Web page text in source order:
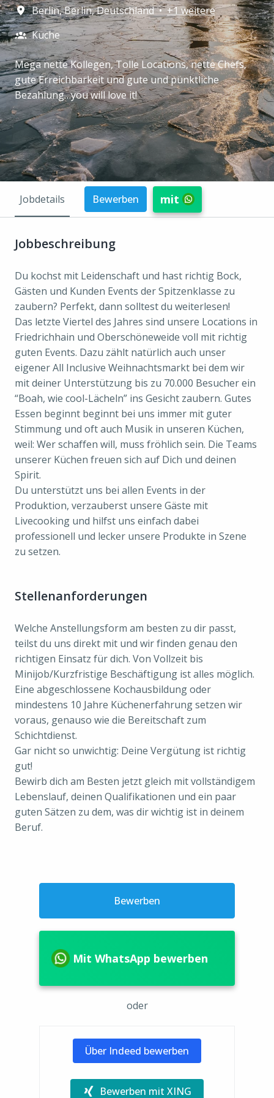
Berlin,Berlin,Deutschland • +1 weitere
Küche
Mega nette Kollegen, Tolle Locations, nette Chefs,
gute Erreichbarkeit und gute und pünktliche
Bezahlung…you will love it!
Jobdetails Bewerben mit
Jobbeschreibung
Du kochst mit Leidenschaft und hast richtig Bock,
Gästen und Kunden Events der Spitzenklasse zu
zaubern? Perfekt, dann solltest du weiterlesen!
Das letzte Viertel des Jahres sind unsere Locations in
Friedrichhain und Oberschöneweide voll mit richtig
guten Events. Dazu zählt natürlich auch unser
eigener All Inclusive Weihnachtsmarkt bei dem wir
mit deiner Unterstützung bis zu 70.000 Besucher ein
“Boah, wie cool-Lächeln” ins Gesicht zaubern. Gutes
Essen beginnt beginnt bei uns immer mit guter
Stimmung und oft auch Musik in unseren Küchen,
weil: Wer schaffen will, muss fröhlich sein. Die Teams
unserer Küchen freuen sich auf Dich und deinen
Spirit.
Du unterstützt uns bei allen Events in der
Produktion, verzauberst unsere Gäste mit
Livecooking und hilfst uns einfach dabei
professionell und lecker unsere Produkte in Szene
zu setzen.
Stellenanforderungen
Welche Anstellungsform am besten zu dir passt,
teilst du uns direkt mit und wir finden genau den
richtigen Einsatz für dich. Von Vollzeit bis
Minijob/Kurzfristige Beschäftigung ist alles möglich.
Eine abgeschlossene Kochausbildung oder
mindestens 10 Jahre Küchenerfahrung setzen wir
voraus, genauso wie die Bereitschaft zum
Schichtdienst.
Gar nicht so unwichtig: Deine Vergütung ist richtig
gut!
Bewirb dich am Besten jetzt gleich mit vollständigem
Lebenslauf, deinen Qualifikationen und ein paar
guten Sätzen zu dem, was dir wichtig ist in deinem
Beruf.
Bewerben
Mit WhatsApp bewerben
oder
Über Indeed bewerben
Bewerben mit XING